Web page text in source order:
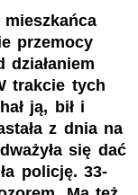
przemocy
działaniem
trakcie tych
ją, bił i
z dnia na
się dać
policję. 33-